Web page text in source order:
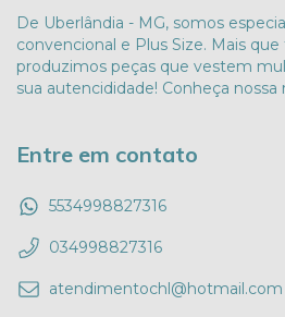
De Uberlândia - MG, somos
convencional e Plus Size. Mais
produzimos peças que vestem
sua autencididade! Conheça nossa
Entre em contato
5534998827316
034998827316
atendimentochl@hotmail.com